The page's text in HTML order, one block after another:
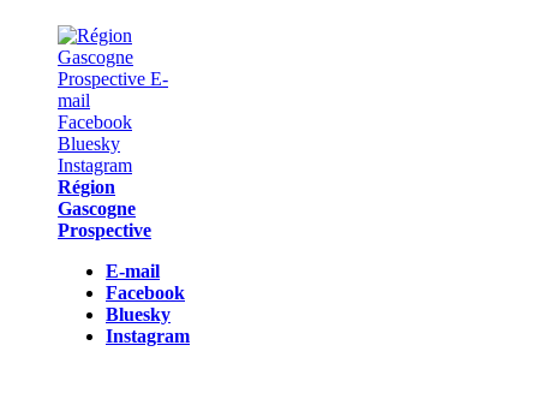
Région
Gascogne
Prospective
E-mail
Facebook
Bluesky
Instagram